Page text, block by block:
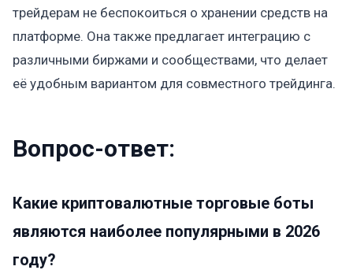
трейдерам не беспокоиться о хранении средств на
платформе. Она также предлагает интеграцию с
различными биржами и сообществами, что делает
её удобным вариантом для совместного трейдинга.
Вопрос-ответ:
Какие криптовалютные торговые боты
являются наиболее популярными в 2026
году?